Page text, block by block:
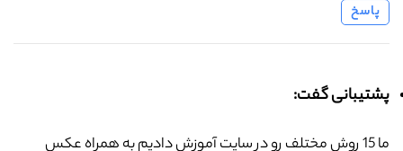
پاسخ
پشتیبانی گفت:
ما 15 روش مختلف رو در سایت آموزش دادیم به همراه عکس